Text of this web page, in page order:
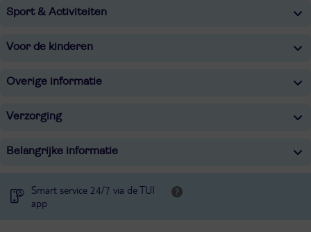
Sport & Activiteiten
Voor de kinderen
Overige informatie
Verzorging
Belangrijke informatie
Smart service 24/7 via de TUI
app